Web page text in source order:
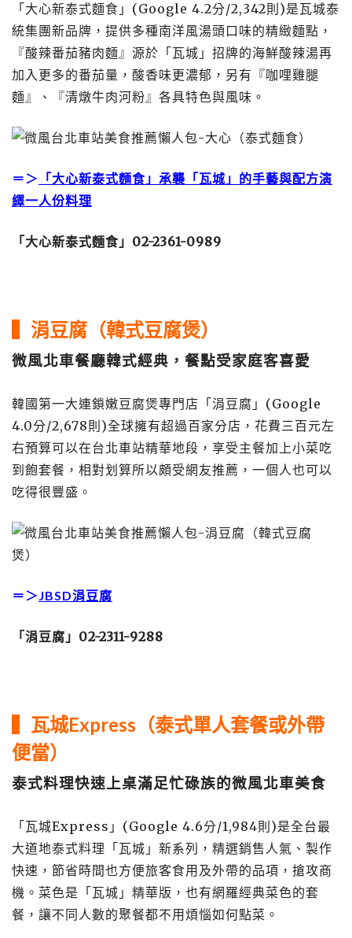
「大心新泰式麵食」(Google 4.2分/2,342則)是瓦城泰
統集團新品牌，提供多種南洋風湯頭口味的精緻麵點，
『酸辣番茄豬肉麵』源於「瓦城」招牌的海鮮酸辣湯再
加入更多的番茄量，酸香味更濃郁，另有『咖哩雞腿
麵』、『清燉牛肉河粉』各具特色與風味。
＝＞
「大心新泰式麵食」承襲「瓦城」的手藝與配方演
繹一人份料理
「大心新泰式麵食」 02-2361-0989
▍涓豆腐（韓式豆腐煲）
微風北車餐廳韓式經典，餐點受家庭客喜愛
韓國第一大連鎖嫩豆腐煲專門店「涓豆腐」(Google
4.0分/2,678則)全球擁有超過百家分店，花費三百元左
右預算可以在台北車站精華地段，享受主餐加上小菜吃
到飽套餐，相對划算所以頗受網友推薦，一個人也可以
吃得很豐盛。
＝＞JBSD涓豆腐
「涓豆腐」02-2311-9288
▍瓦城Express（泰式單人套餐或外帶
便當）
泰式料理快速上桌滿足忙碌族的微風北車美食
「瓦城Express」(Google 4.6分/1,984則)是全台最
大道地泰式料理「瓦城」新系列，精選銷售人氣、製作
快速，節省時間也方便旅客食用及外帶的品項，搶攻商
機。菜色是「瓦城」精華版，也有網羅經典菜色的套
餐，讓不同人數的聚餐都不用煩惱如何點菜。